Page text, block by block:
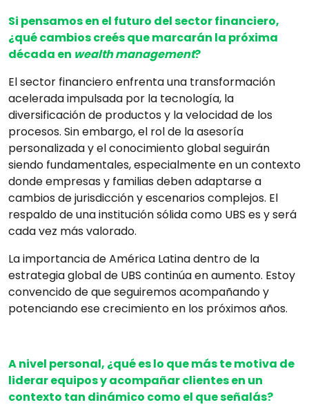
Si pensamos en el futuro del sector financiero,
¿qué cambios creés que marcarán la próxima
década en wealth management?
El sector financiero enfrenta una transformación
acelerada impulsada por la tecnología, la
diversificación de productos y la velocidad de los
procesos. Sin embargo, el rol de la asesoría
personalizada y el conocimiento global seguirán
siendo fundamentales, especialmente en un contexto
donde empresas y familias deben adaptarse a
cambios de jurisdicción y escenarios complejos. El
respaldo de una institución sólida como UBS es y será
cada vez más valorado.
La importancia de América Latina dentro de la
estrategia global de UBS continúa en aumento. Estoy
convencido de que seguiremos acompañando y
potenciando ese crecimiento en los próximos años.
A nivel personal, ¿qué es lo que más te motiva de
liderar equipos y acompañar clientes en un
contexto tan dinámico como el que señalás?